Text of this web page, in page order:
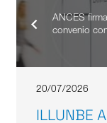
ANCES firma
convenio
20/07/2026
ILLUNBE